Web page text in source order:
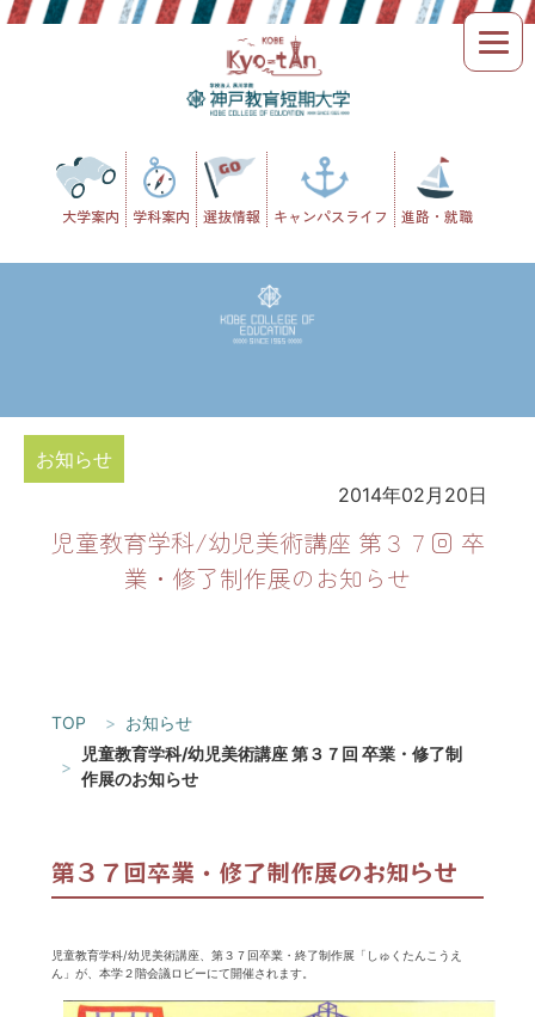
Skip
to
大学案内 学科案内 選抜情報 キャンパスライフ 進路・就職
お知らせ
2014年02月20日
児童教育学科/幼児美術講座 第３７回 卒
業・修了制作展のお知らせ
TOP
お知らせ
児童教育学科/幼児美術講座 第３７回 卒業・修了制
作展のお知らせ
第３７回卒業・修了制作展のお知らせ
児童教育学科/幼児美術講座、第３７回卒業・終了制作展「しゅくたんこうえ
ん」が、本学２階会議ロビーにて開催されます。